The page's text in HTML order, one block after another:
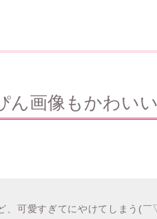
ん画像もかわい
、可愛すぎてにやけてしまう(